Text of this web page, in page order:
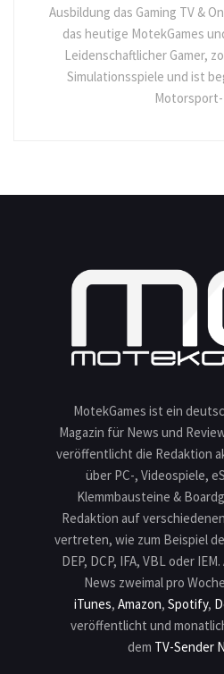
Ausbildung das Gaming TV &
das heutige MotekGames
Leidenschaftlicher Gamer,
Simulationsspiele und ist
Motorsport-
MotekGames ist ein
Magazin für News und
veröffentlicht die Redaktion
über PC-, Videospiele,
Klemmbausteine &
Redaktion auf
vertreten, wie zum Beispiel
DEP, DCP, IFA, VBL oder
News zweimal pro
iTunes, Amazon, Spotify,
veröffentlicht und
dem TV-Sender